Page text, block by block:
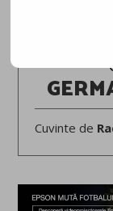
Cuvinte de